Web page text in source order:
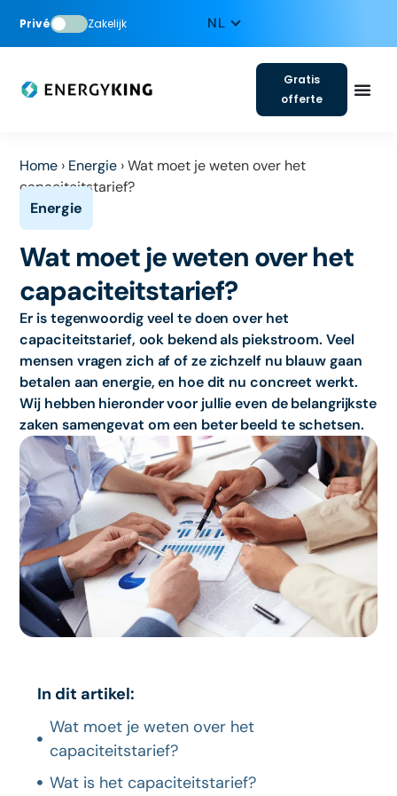
Privé Zakelijk
Gratis
offerte
Home › Energie ›Wat moet je weten over het
capaciteitstarief?
Wat moet je weten over het
capaciteitstarief?
Er is tegenwoordig veel te doen over het
capaciteitstarief, ook bekend als piekstroom. Veel
mensen vragen zich af of ze zichzelf nu blauw gaan
betalen aan energie, en hoe dit nu concreet werkt.
Wij hebben hieronder voor jullie even de belangrijkste
zaken samengevat om een beter beeld te schetsen.
In dit artikel:
Wat moet je weten over het
capaciteitstarief?
Wat is het capaciteitstarief?